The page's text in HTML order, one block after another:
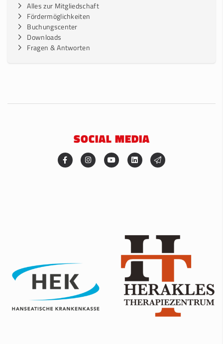
Alles zur Mitgliedschaft
Fördermöglichkeiten
Buchungscenter
Downloads
Fragen & Antworten
SOCIAL MEDIA